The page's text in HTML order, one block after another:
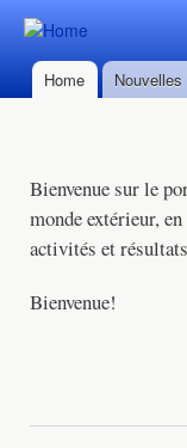
Durban ->
Walvis Bay
22/03/2016
Durban ->
Walvis Bay
du 28/02
Main menu
Home
Bienvenue sur le
monde extérieur,
activités et